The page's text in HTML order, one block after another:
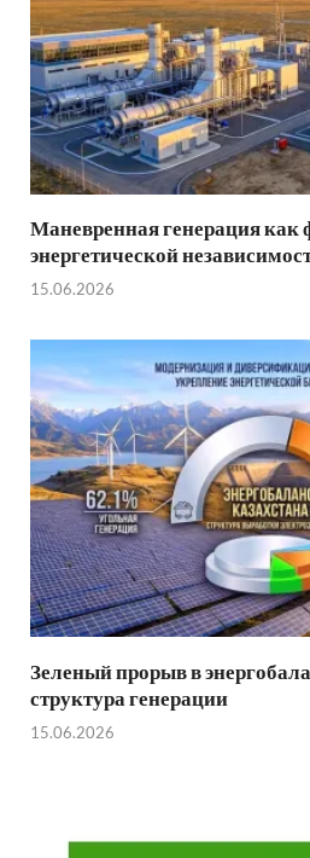
Маневренная генерация как
энергетической
15.06.2026
Зеленый прорыв в
структура генерации
15.06.2026